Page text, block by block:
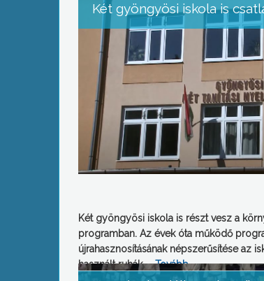
Két gyöngyösi iskola is
Két gyöngyösi iskola is részt vesz a
programban. Az évek óta működő
újrahasznosításának népszerűsítése az
használt ruhák, …Tovább→